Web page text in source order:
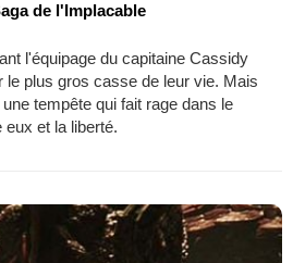
de l'Implacable
l'équipage du capitaine Cassidy
le plus gros casse de leur vie. Mais
tempête qui fait rage dans le
et la liberté.